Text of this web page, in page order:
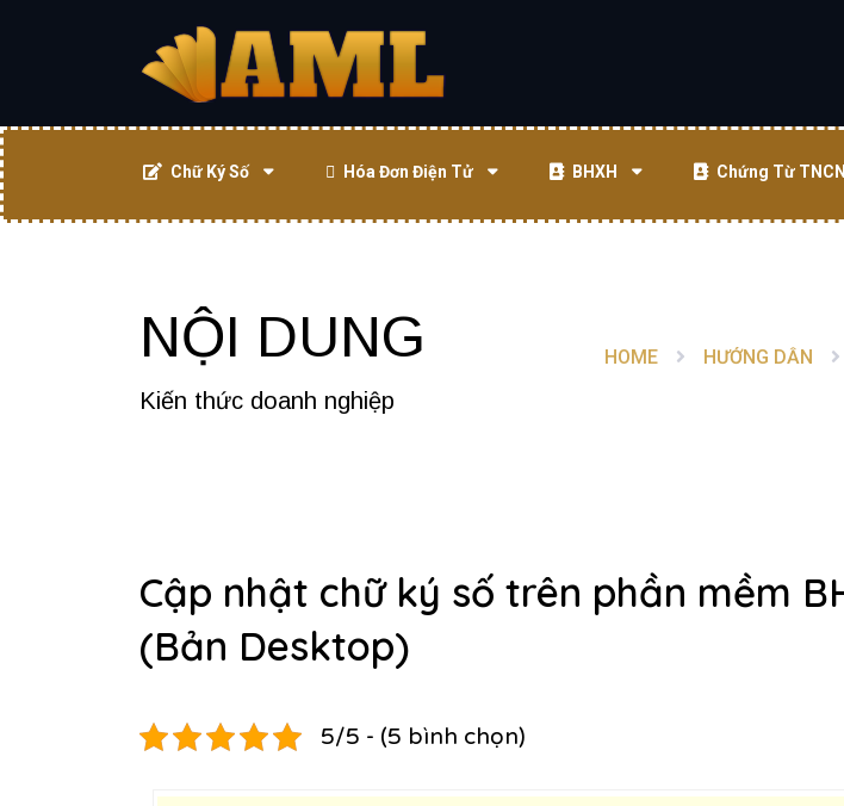
Chữ Ký Số Hóa Đơn Điện Tử BHXH Chứng Từ TNCN
NỘI DUNG
Kiến thức doanh nghiệp
HOME HƯỚNG DẪN
Cập nhật chữ ký số trên phần mềm
(Bản Desktop)
5/5 - (5 bình chọn)